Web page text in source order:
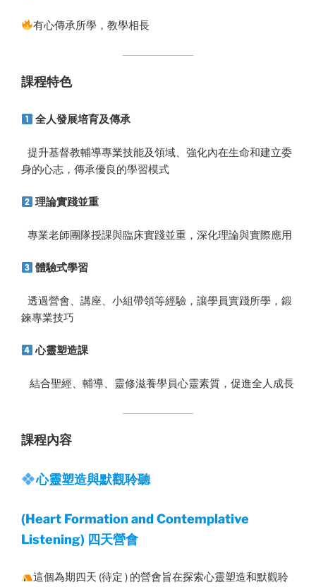
有心傳承所學，教學相長
課程特色
全人發展培育及傳承
提升基督教輔導專業技能及領域、強化內在生命和建立委
身的心志，傳承優良的學習模式
理論實踐並重
專業老師團隊授課與臨床實踐並重，深化理論與實際應用
體驗式學習
透過營會、講座、小組帶領等經驗，讓學員實踐所學，鍛
鍊專業技巧
心靈塑造課
結合聖經、輔導、靈修滋養學員心靈素質，促進全人成長
課程內容
心靈塑造與默觀聆聽
(Heart Formation and Contemplative
Listening) 四天營會
這個為期四天 (待定 ) 的營會旨在探索心靈塑造和默觀聆